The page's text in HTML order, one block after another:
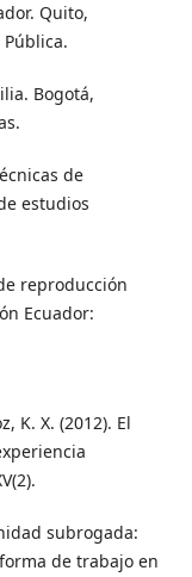
Quito,
Bogotá,
de
estudios
reproducción
Ecuador:
K. X. (2012). El
subrogada:
de trabajo en